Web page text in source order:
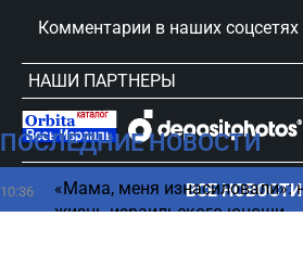
ПОСЛЕДНИЕ НОВОСТИ
10:36
«Мама, меня изнасиловали»:
жизнь израильского юноши
ВСЕ НОВОСТИ
Комментарии в наших соцсетях
НАШИ ПАРТНЕРЫ
сursorinfo.co.il © Все права